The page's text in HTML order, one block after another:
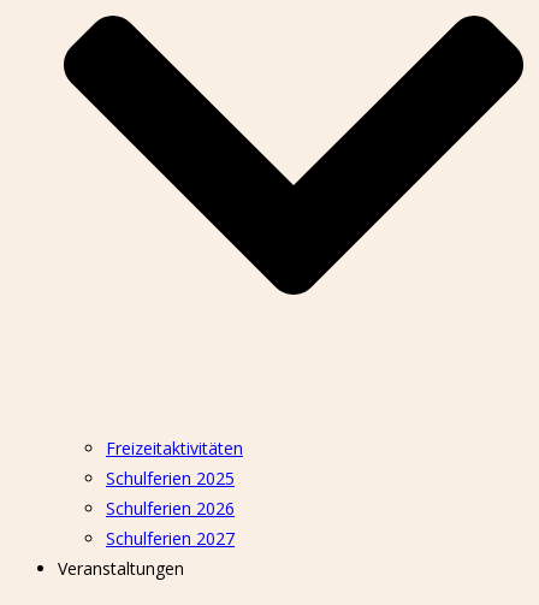
Freizeitaktivitäten
Schulferien 2025
Schulferien 2026
Schulferien 2027
Veranstaltungen